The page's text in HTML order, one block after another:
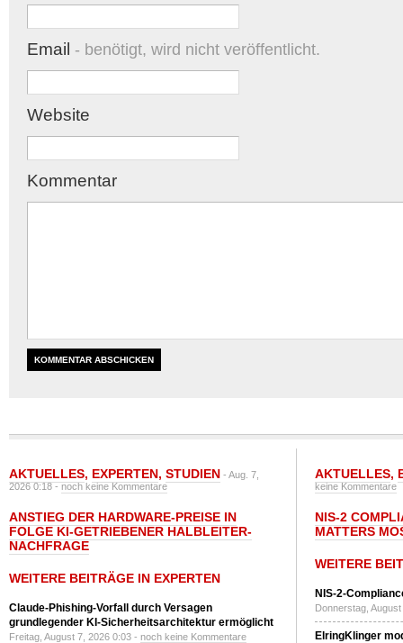
Email - benötigt, wird nicht veröffentlicht.
Website
Kommentar
AKTUELLES, EXPERTEN, STUDIEN - Aug. 7,
2026 0:18 -noch keine Kommentare
ANSTIEG DER HARDWARE-PREISE IN
FOLGE KI-GETRIEBENER HALBLEITER-
NACHFRAGE
WEITERE BEITRÄGE IN EXPERTEN
Claude-Phishing-Vorfall durch Versagen
grundlegender KI-Sicherheitsarchitektur ermöglicht
Freitag, August 7, 2026 0:03 - noch keine Kommentare
AKTUELLES,
keine Kommentare
NIS-2
MATTERS
WEITERE
NIS-2-
Donnerstag,
ElringKlinger